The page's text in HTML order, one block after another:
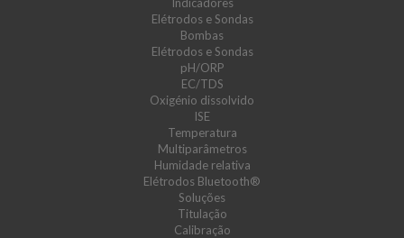
Elétrodos e Sondas
Bombas
Elétrodos e Sondas
pH/ORP
EC/TDS
Oxigénio dissolvido
ISE
Temperatura
Multiparâmetros
Humidade relativa
Elétrodos Bluetooth®
Soluções
Titulação
Calibração